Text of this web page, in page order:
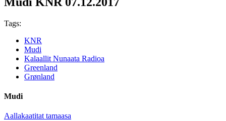
Tags:
KNR
Mudi
Kalaallit Nunaata Radioa
Greenland
Grønland
Mudi
Aallakaatitat tamaasa